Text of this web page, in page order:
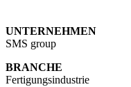
UNTERNEHMEN
SMS group
BRANCHE
Fertigungsindustrie